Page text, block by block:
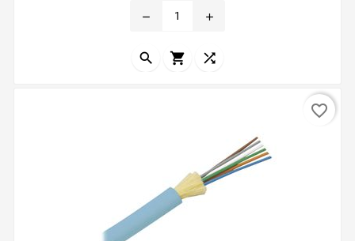
incremento cada 2 pies Coacutedigo de colores
Dieleacutectrica Tipo Plenum OFNP Cumplimiento
de...
remove add
  
favorite_border